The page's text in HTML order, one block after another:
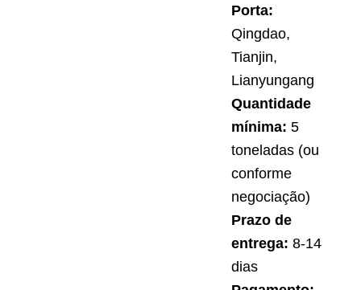
Porta:
Qingdao,
Tianjin,
Lianyungang
Quantidade
mínima: 5
toneladas (ou
conforme
negociação)
Prazo de
entrega: 8-14
dias